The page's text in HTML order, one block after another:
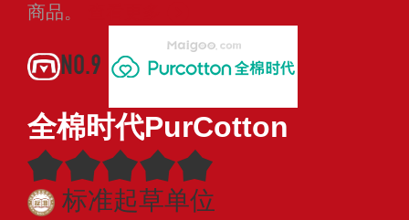
商品。
NO.9
全棉时代PurCotton
标准起草单位